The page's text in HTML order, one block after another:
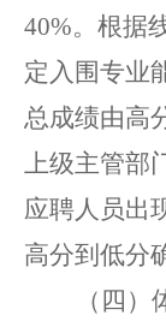
40%。根据
定入围专业
总成绩由高
上级主管部
应聘人员出
高分到低分
（四）